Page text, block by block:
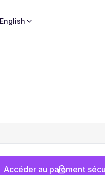
English
Accéder au paiement